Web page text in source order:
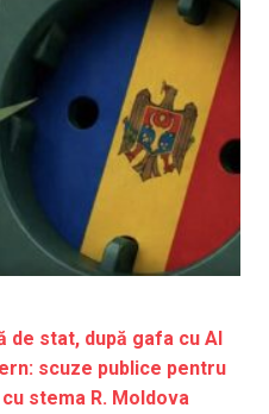
de stat, după gafa cu AI
scuze publice pentru
stema R. Moldova